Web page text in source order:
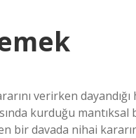
verirken dayandığı
kurduğu
bir davada nihai